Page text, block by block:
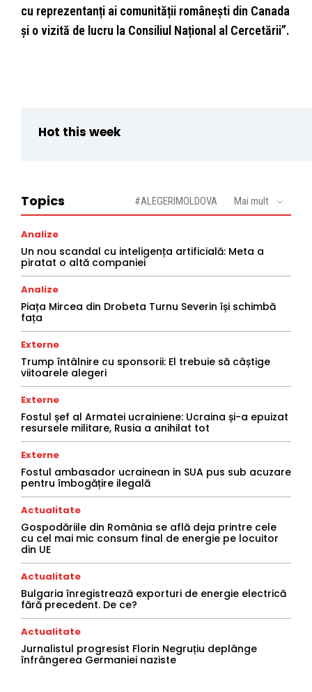
cu reprezentanți ai comunității românești din Canada
și o vizită de lucru la Consiliul Național al Cercetării”.
Hot this week
Topics #ALEGERIMOLDOVA Mai mult
Analize
Un nou scandal cu inteligența artificială: Meta a
piratat o altă companiei
Analize
Piața Mircea din Drobeta Turnu Severin își schimbă
fața
Externe
Trump întâlnire cu sponsorii: El trebuie să câștige
viitoarele alegeri
Externe
Fostul șef al Armatei ucrainiene: Ucraina și-a epuizat
resursele militare, Rusia a anihilat tot
Externe
Fostul ambasador ucrainean in SUA pus sub acuzare
pentru îmbogățire ilegală
Actualitate
Gospodăriile din România se află deja printre cele
cu cel mai mic consum final de energie pe locuitor
din UE
Actualitate
Bulgaria înregistrează exporturi de energie electrică
fără precedent. De ce?
Actualitate
Jurnalistul progresist Florin Negruțiu deplânge
înfrângerea Germaniei naziste